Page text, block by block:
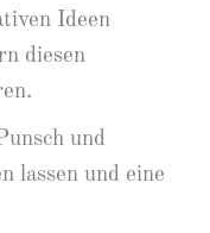
Ideen
diesen
und
lassen und eine